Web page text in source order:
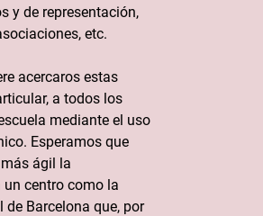
y de representación,
etc.
acercaros estas
a todos los
mediante el uso
Esperamos que
ágil la
centro como la
de Barcelona que, por